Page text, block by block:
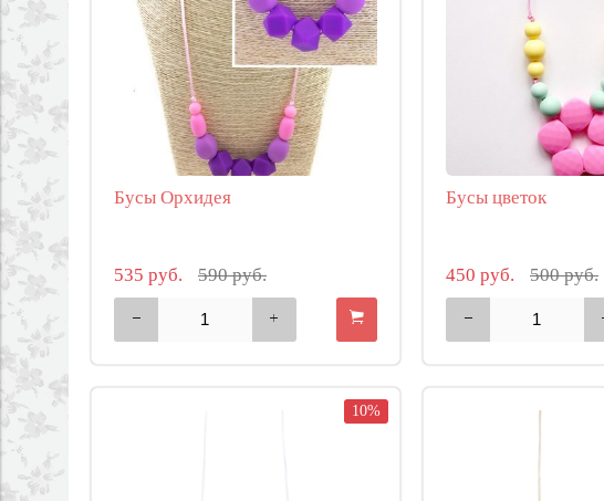
Бусы Орхидея
535 руб. 590 руб.
Бусы цветок
450 руб. 500 руб.
10%